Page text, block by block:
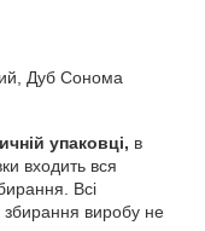
Дуб Сонома
упаковці, в
входить вся
Всі
збирання виробу не